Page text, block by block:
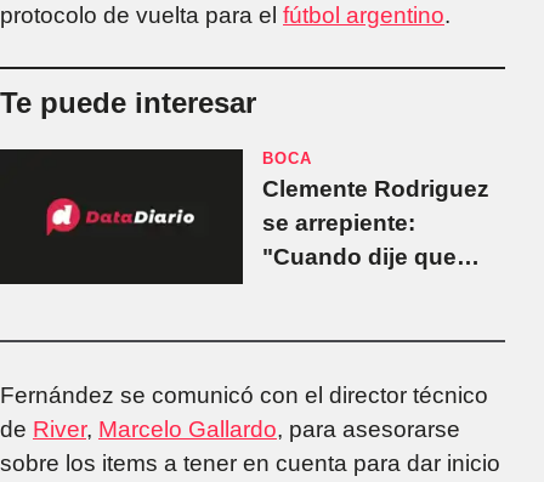
protocolo de vuelta para el fútbol argentino.
Te puede interesar
BOCA
Clemente Rodriguez
se arrepiente:
"Cuando dije que
Fernández se comunicó con el director técnico
de River, Marcelo Gallardo, para asesorarse
sobre los items a tener en cuenta para dar inicio